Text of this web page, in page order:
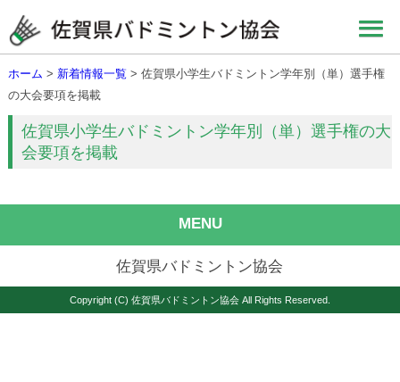
ホーム > 新着情報一覧 > 佐賀県小学生バドミントン学年別（単）選手権
の大会要項を掲載
佐賀県小学生バドミントン学年別（単）選手権の大
会要項を掲載
MENU
佐賀県バドミントン協会
Copyright (C) 佐賀県バドミントン協会 All Rights Reserved.